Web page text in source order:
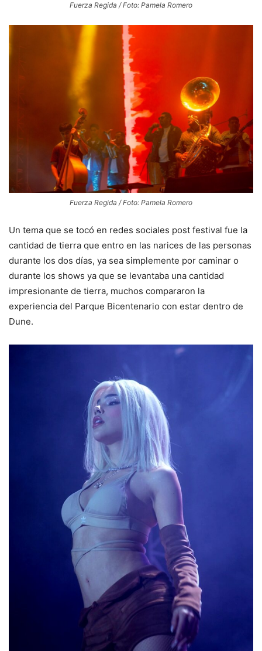
Fuerza Regida / Foto: Pamela Romero
Fuerza Regida / Foto: Pamela Romero
Un tema que se tocó en redes sociales post festival fue la
cantidad de tierra que entro en las narices de las personas
durante los dos días, ya sea simplemente por caminar o
durante los shows ya que se levantaba una cantidad
impresionante de tierra, muchos compararon la
experiencia del Parque Bicentenario con estar dentro de
Dune.